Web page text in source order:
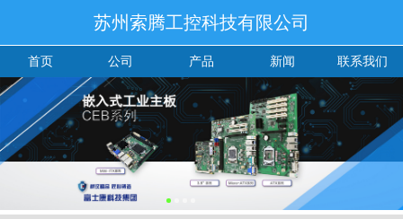
苏州索腾工控科技有限公司
首页 公司 产品 新闻 联系我们